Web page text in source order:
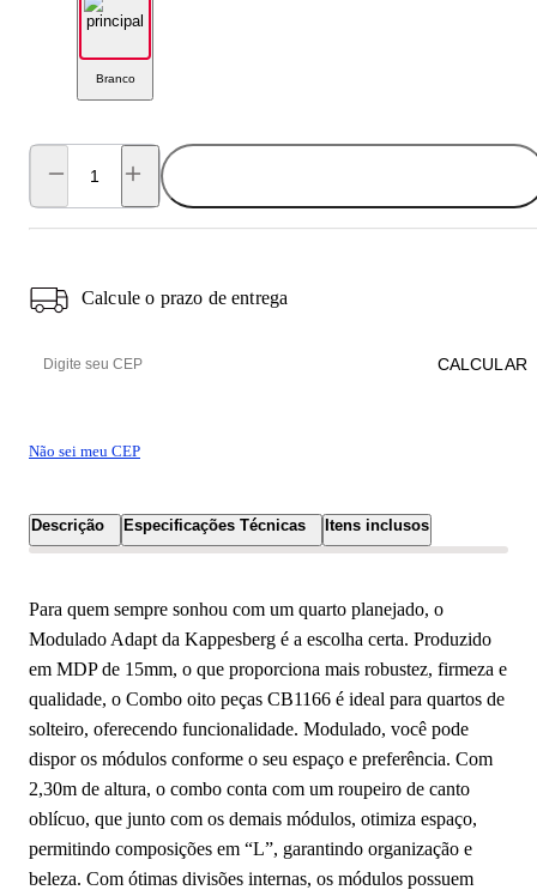
Branco
Calcule o prazo de entrega
Não sei meu CEP
CALCULAR
Descrição Especificações Técnicas Itens inclusos
Para quem sempre sonhou com um quarto planejado, o
Modulado Adapt da Kappesberg é a escolha certa. Produzido
em MDP de 15mm, o que proporciona mais robustez, firmeza e
qualidade, o Combo oito peças CB1166 é ideal para quartos de
solteiro, oferecendo funcionalidade. Modulado, você pode
dispor os módulos conforme o seu espaço e preferência. Com
2,30m de altura, o combo conta com um roupeiro de canto
oblícuo, que junto com os demais módulos, otimiza espaço,
permitindo composições em “L”, garantindo organização e
beleza. Com ótimas divisões internas, os módulos possuem